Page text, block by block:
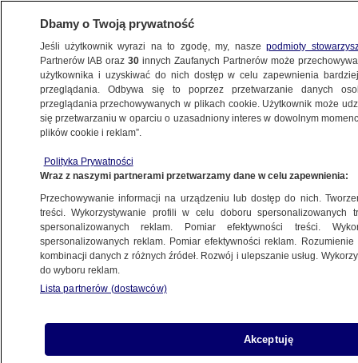
POLSKA
by sejmowy zespół smoleński działał
24.02.2017, 07:01
Udostępnij
Dbamy o Twoją prywatność
Jeśli użytkownik wyrazi na to zgodę, my, naszepodmioty
Partnerów IAB oraz30 innych Zaufanych Partnerów może
użytkownika i uzyskiwać do nich dostęp w celu zapewnienia
przeglądania. Odbywa się to poprzez przetwarzanie danych
przeglądania przechowywanych w plikach cookie. Użytkownik może
się przetwarzaniu w oparciu o uzasadniony interes w dowolnym
plików cookie i reklam”.
Polityka Prywatności
Wraz z naszymi partnerami przetwarzamy dane w celu zapewnienia:
Przechowywanie informacji na urządzeniu lub dostęp do nich.
treści. Wykorzystywanie profili w celu doboru spersonalizowanych
spersonalizowanych reklam. Pomiar efektywności treści.
spersonalizowanych reklam. Pomiar efektywności reklam.
kombinacji danych z różnych źródeł. Rozwój i ulepszanie usług.
do wyboru reklam.
Lista partnerów (dostawców)
Akceptuję